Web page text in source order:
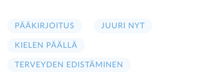
PÄÄKIRJOITUS JUURI NYT
KIELEN PÄÄLLÄ
TERVEYDEN EDISTÄMINEN